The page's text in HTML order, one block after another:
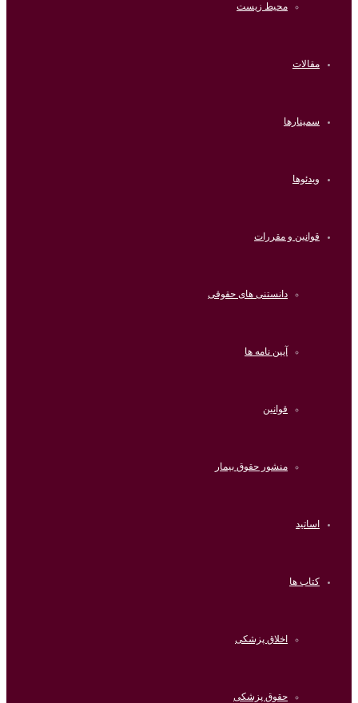
محیط زیست
مقالات
سمینارها
ویدئوها
قوانین و مقررات
دانستنی های حقوقی
آیین نامه ها
قوانین
منشور حقوق بیمار
اساتید
کتاب ها
اخلاق پزشکی
حقوق پزشکی